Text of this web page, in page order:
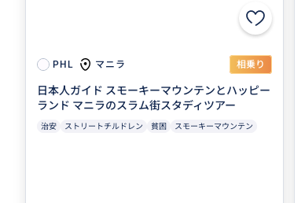
PHL マニラ 相乗り
日本人ガイド スモーキーマウンテンとハッピー
ランド マニラのスラム街スタディツアー
治安 ストリートチルドレン 貧困 スモーキーマウンテン